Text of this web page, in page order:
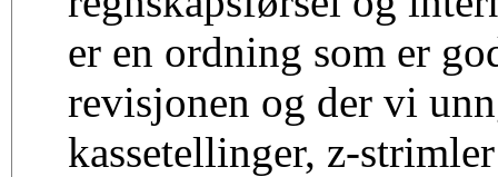
er en ordning som er
revisjonen og der vi
kassetellinger, z-